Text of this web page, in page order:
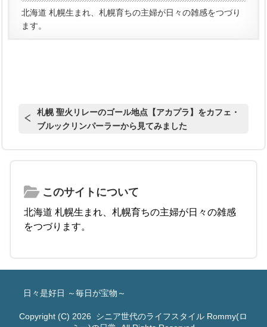
北海道 札幌生まれ、札幌育ちの主婦が日々の雑感をつづり
ます。
札幌 聖火リレーのゴール地点【アカプラ】をカフェ・
ブルックリンパーラーから見てみました
このサイトについて
北海道 札幌生まれ、札幌育ちの主婦が日々の雑感
をつづります。
日々是好日 ～毎日が宝物～
Copyright (C) 2026 シニア世代のライフスタイル Rommy(ロ